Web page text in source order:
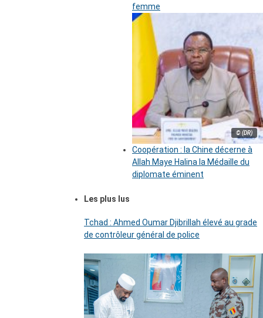
femme
© (DR)
Coopération : la Chine décerne à
Allah Maye Halina la Médaille du
diplomate éminent
Les plus lus
Tchad : Ahmed Oumar Djibrillah élevé au grade
de contrôleur général de police